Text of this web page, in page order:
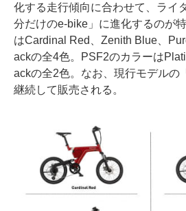
化する走行傾向に合わせて、ライ
分だけのe-bike」に進化するのが
はCardinal Red、Zenith Blue、
ackの全4色。PSF2のカラーは
ackの全2色。なお、現行モデルの
継続して販売される。